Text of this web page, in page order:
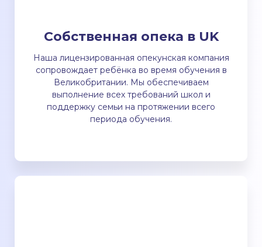
Собственная опека в UK
Наша лицензированная опекунская компания
сопровождает ребёнка во время обучения в
Великобритании. Мы обеспечиваем
выполнение всех требований школ и
поддержку семьи на протяжении всего
периода обучения.